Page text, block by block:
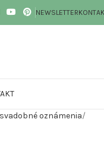
NEWSLETTER
oznámenia